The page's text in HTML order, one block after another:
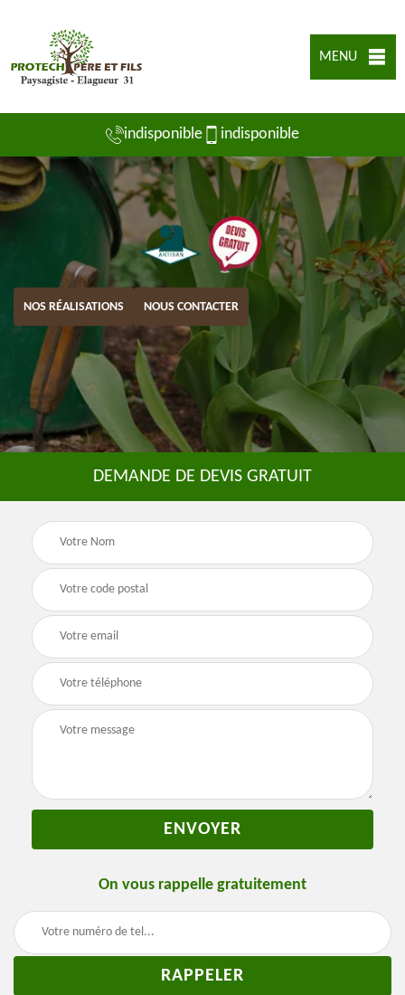
MENU
indisponible indisponible
NOS RÉALISATIONS NOUS CONTACTER
DEMANDE DE DEVIS GRATUIT
On vous rappelle gratuitement